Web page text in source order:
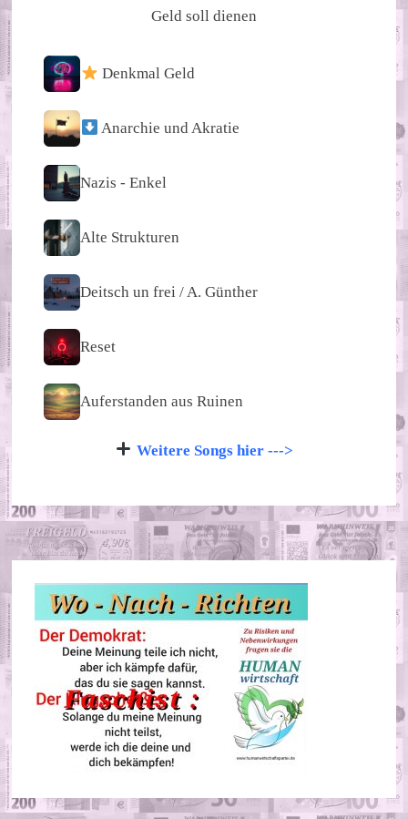
Geld soll dienen
Denkmal Geld
Anarchie und Akratie
Nazis - Enkel
Alte Strukturen
Deitsch un frei / A. Günther
Reset
Auferstanden aus Ruinen
Weitere Songs hier --->